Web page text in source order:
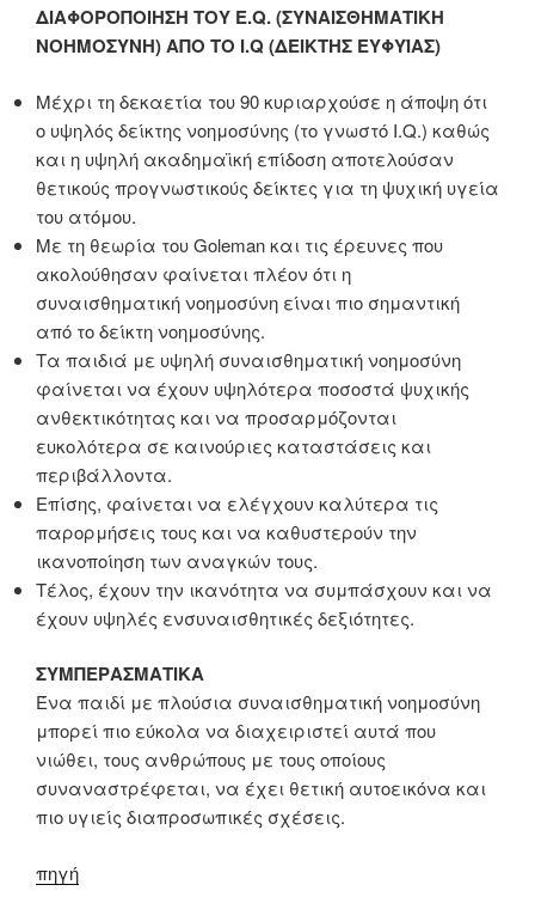
ΔΙΑΦΟΡΟΠΟΙΗΣΗ ΤΟΥ E.Q. (ΣΥΝΑΙΣΘΗΜΑΤΙΚΗ
ΝΟΗΜΟΣΥΝΗ) ΑΠΟ ΤΟ I.Q (ΔΕΙΚΤΗΣ ΕΥΦΥΪΑΣ)
Μέχρι τη δεκαετία του 90 κυριαρχούσε η άποψη ότι
ο υψηλός δείκτης νοημοσύνης (το γνωστό I.Q.) καθώς
και η υψηλή ακαδημαϊκή επίδοση αποτελούσαν
θετικούς προγνωστικούς δείκτες για τη ψυχική υγεία
του ατόμου.
Με τη θεωρία του Goleman και τις έρευνες που
ακολούθησαν φαίνεται πλέον ότι η
συναισθηματική νοημοσύνη είναι πιο σημαντική
από το δείκτη νοημοσύνης.
Τα παιδιά με υψηλή συναισθηματική νοημοσύνη
φαίνεται να έχουν υψηλότερα ποσοστά ψυχικής
ανθεκτικότητας και να προσαρμόζονται
ευκολότερα σε καινούριες καταστάσεις και
περιβάλλοντα.
Επίσης, φαίνεται να ελέγχουν καλύτερα τις
παρορμήσεις τους και να καθυστερούν την
ικανοποίηση των αναγκών τους.
Τέλος, έχουν την ικανότητα να συμπάσχουν και να
έχουν υψηλές ενσυναισθητικές δεξιότητες.
ΣΥΜΠΕΡΑΣΜΑΤΙΚΑ
Ένα παιδί με πλούσια συναισθηματική νοημοσύνη
μπορεί πιο εύκολα να διαχειριστεί αυτά που
νιώθει, τους ανθρώπους με τους οποίους
συναναστρέφεται, να έχει θετική αυτοεικόνα και
πιο υγιείς διαπροσωπικές σχέσεις.
πηγή